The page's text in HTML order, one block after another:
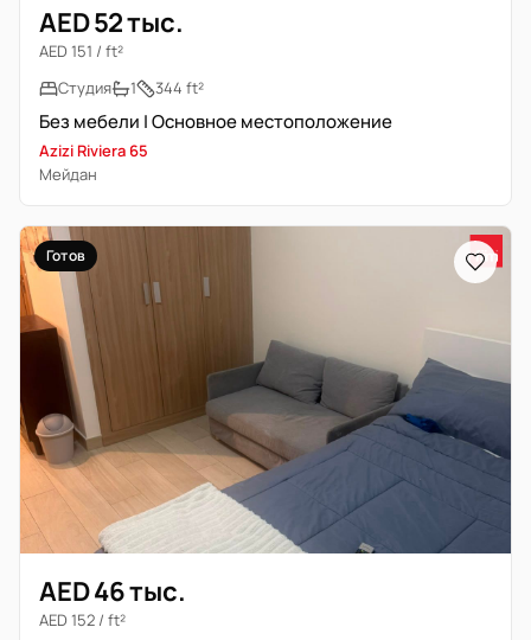
AED 52 тыс.
AED 151 / ft²
Студия
1 344 ft²
Без мебели | Основное местоположение
Azizi Riviera 65
Мейдан
Готов
AED 46 тыс.
AED 152 / ft²